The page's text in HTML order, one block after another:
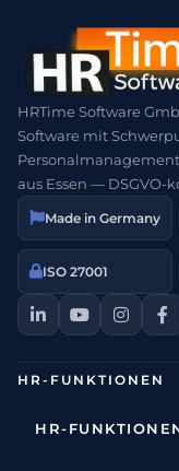
HRTime Software
Software mit
aus Essen — DSGVO-
Made in Germany
ISO 27001
HR-FUNKTIONEN
HR-